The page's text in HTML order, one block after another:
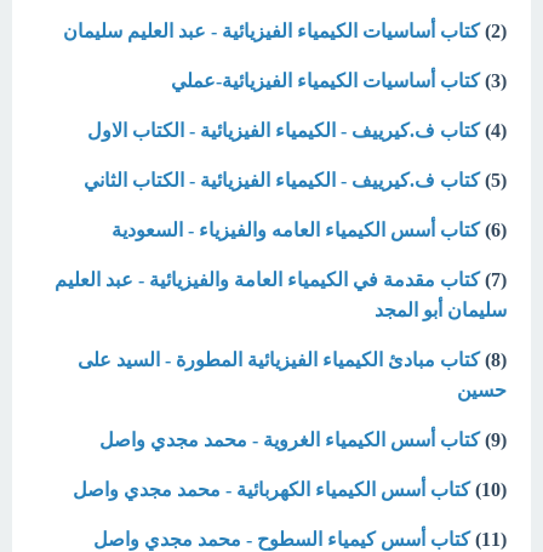
(2) كتاب أساسيات الكيمياء الفيزيائية - عبد العليم سليمان
(3) كتاب أساسيات الكيمياء الفيزيائية-عملي
(4) كتاب ف.كيرييف - الكيمياء الفيزيائية - الكتاب الاول
(5) كتاب ف.كيرييف - الكيمياء الفيزيائية - الكتاب الثاني
(6) كتاب أسس الكيمياء العامه والفيزياء - السعودية
(7)
كتاب مقدمة في الكيمياء العامة والفيزيائية - عبد العليم
سليمان أبو المجد
(8)
كتاب مبادئ الكيمياء الفيزيائية المطورة - السيد على
حسين
(9) كتاب أسس الكيمياء الغروية - محمد مجدي واصل
(10) كتاب أسس الكيمياء الكهربائية - محمد مجدي واصل
(11) كتاب أسس كيمياء السطوح - محمد مجدي واصل